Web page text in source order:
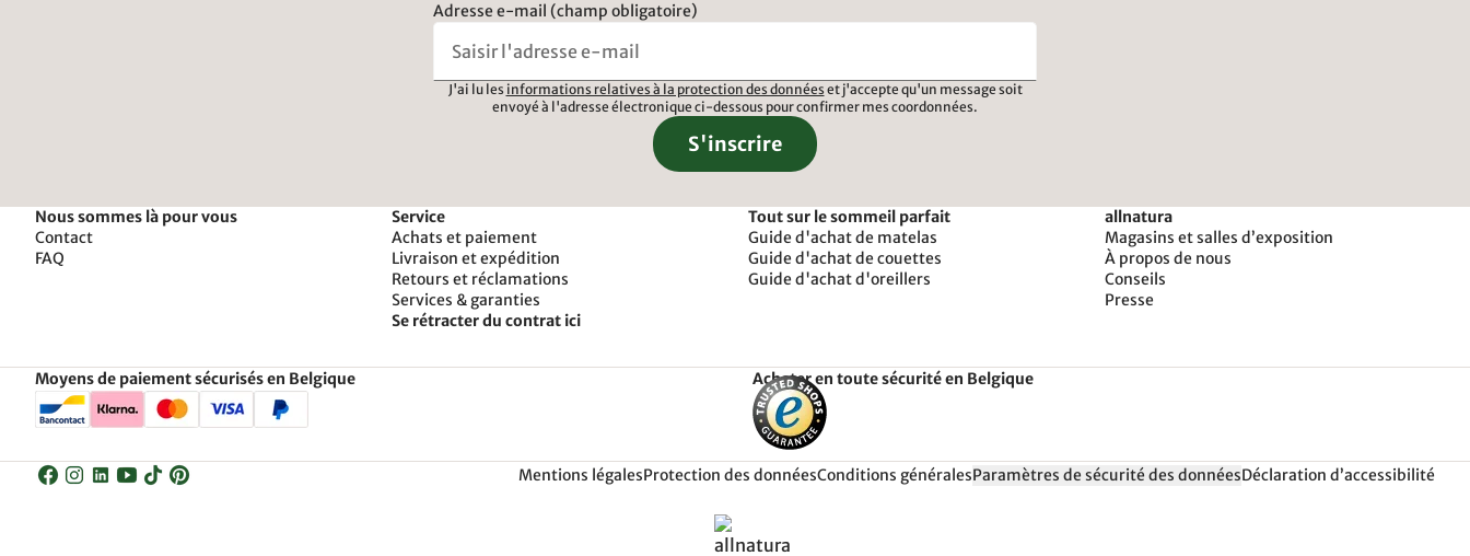
Adresse e-mail (champ obligatoire)
J'ai lu les informations relatives à la protection des données et j'accepte qu'un message soit
envoyé à l'adresse électronique ci-dessous pour confirmer mes coordonnées.
S'inscrire
Nous sommes là pour vous
Contact
FAQ
Service
Achats et paiement
Livraison et expédition
Retours et réclamations
Services & garanties
Se rétracter du contrat ici
Tout sur le sommeil parfait
Guide d'achat de matelas
Guide d'achat de couettes
Guide d'achat d'oreillers
allnatura
Magasins et salles d’exposition
À propos de nous
Conseils
Presse
Moyens de paiement sécurisés en Belgique Acheter en toute sécurité en Belgique
Mentions légalesProtection des donnéesConditions généralesParamètres de sécurité des donnéesDéclaration d’accessibilité